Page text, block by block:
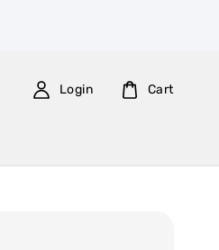
Login Cart